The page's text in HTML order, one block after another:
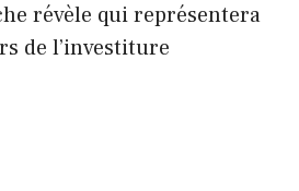
révèle qui représentera
de l’investiture